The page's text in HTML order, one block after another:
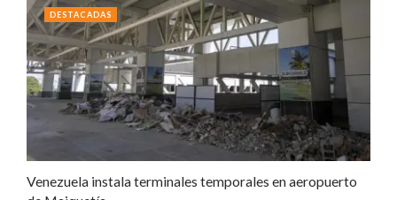
Venezuela instala terminales temporales en aeropuerto
DESTACADAS